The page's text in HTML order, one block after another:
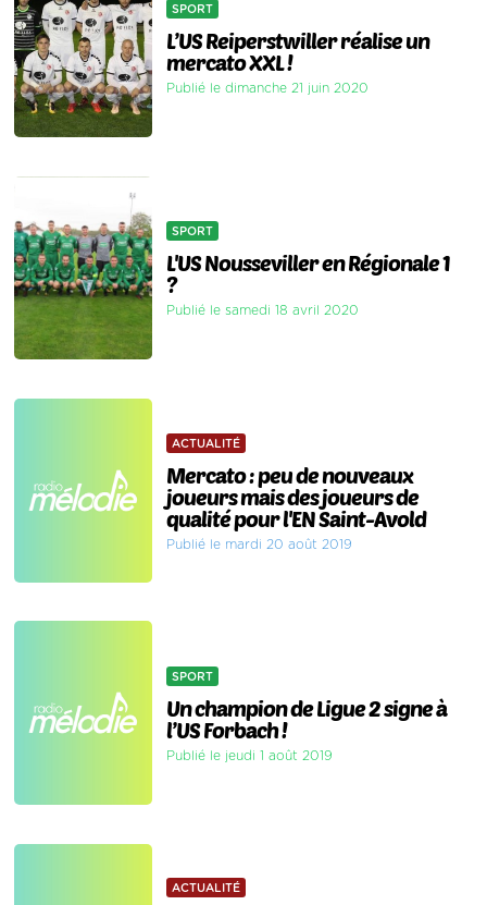
SPORT
L’US Reiperstwiller réalise un
mercato XXL !
Publié le dimanche 21 juin 2020
SPORT
L'US Nousseviller en Régionale 1
?
Publié le samedi 18 avril 2020
ACTUALITÉ
Mercato : peu de nouveaux
joueurs mais des joueurs de
qualité pour l'EN Saint-Avold
Publié le mardi 20 août 2019
SPORT
Un champion de Ligue 2 signe à
l’US Forbach !
Publié le jeudi 1 août 2019
ACTUALITÉ